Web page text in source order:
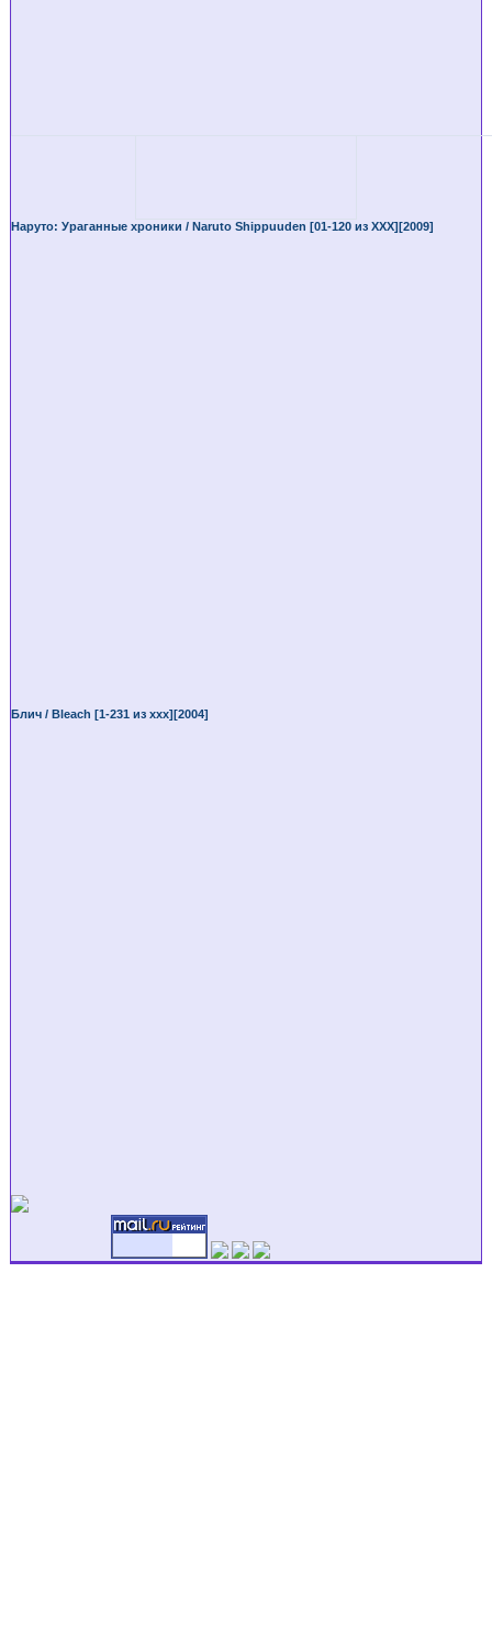
Наруто: Ураганные хроники / Naruto Shippuuden [01-120 из XXX][2009]
Блич / Bleach [1-231 из ххх][2004]